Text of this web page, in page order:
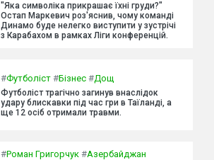
"Яка символіка прикрашає їхні груди?"
Остап Маркевич роз'яснив, чому команді
Динамо буде нелегко виступити у зустрічі
з Карабахом в рамках Ліги конференцій.
#Футболіст #Бізнес #Дощ
Футболіст трагічно загинув внаслідок
удару блискавки під час гри в Таїланді, а
ще 12 осіб отримали травми.
#Роман Григорчук #Азербайджан